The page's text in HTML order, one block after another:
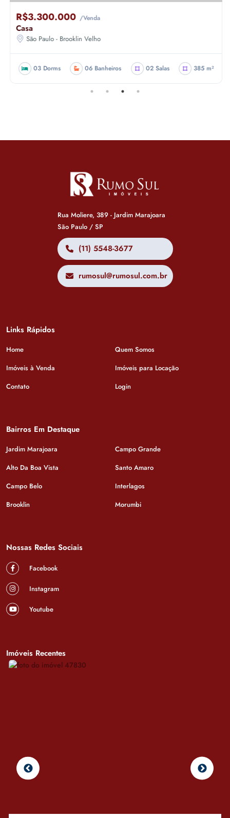
R$3.300.000 /Venda
Casa
São Paulo - Brooklin Velho
03 Dorms 06 Banheiros 02 Salas 385 m²
Rua Moliere, 389 - Jardim Marajoara
São Paulo / SP
(11) 5548-3677
rumosul@rumosul.com.br
Links Rápidos
Home
Quem Somos
Imóveis à Venda
Imóveis para Locação
Contato
Login
Bairros Em Destaque
Jardim Marajoara
Campo Grande
Alto Da Boa Vista
Santo Amaro
Campo Belo
Interlagos
Brooklin
Morumbi
Nossas Redes Sociais
Facebook
Instagram
Youtube
Imóveis Recentes